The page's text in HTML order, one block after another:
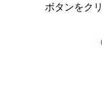
ボタンをク